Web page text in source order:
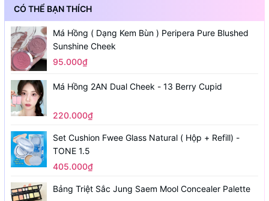
CÓ THỂ BẠN THÍCH
Má Hồng ( Dạng Kem Bùn ) Peripera Pure Blushed
Sunshine Cheek
95.000₫
Má Hồng 2AN Dual Cheek - 13 Berry Cupid
220.000₫
Set Cushion Fwee Glass Natural ( Hộp + Refill) -
TONE 1.5
405.000₫
Bảng Triệt Sắc Jung Saem Mool Concealer Palette